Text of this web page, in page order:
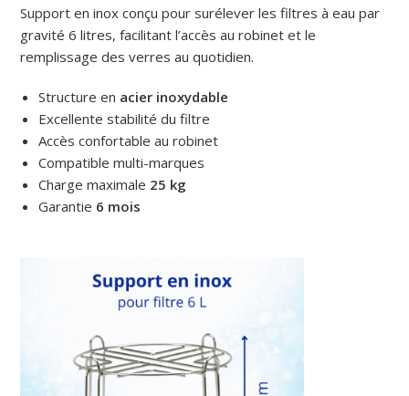
Support en inox conçu pour surélever les filtres à eau par
gravité 6 litres, facilitant l’accès au robinet et le
remplissage des verres au quotidien.
Structure en acier inoxydable
Excellente stabilité du filtre
Accès confortable au robinet
Compatible multi-marques
Charge maximale 25 kg
Garantie 6 mois